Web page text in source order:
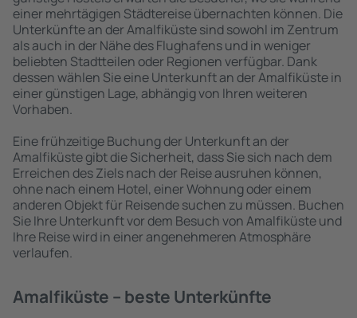
einer mehrtägigen Städtereise übernachten können. Die
Unterkünfte an der Amalfiküste sind sowohl im Zentrum
als auch in der Nähe des Flughafens und in weniger
beliebten Stadtteilen oder Regionen verfügbar. Dank
dessen wählen Sie eine Unterkunft an der Amalfiküste in
einer günstigen Lage, abhängig von Ihren weiteren
Vorhaben.
Eine frühzeitige Buchung der Unterkunft an der
Amalfiküste gibt die Sicherheit, dass Sie sich nach dem
Erreichen des Ziels nach der Reise ausruhen können,
ohne nach einem Hotel, einer Wohnung oder einem
anderen Objekt für Reisende suchen zu müssen. Buchen
Sie Ihre Unterkunft vor dem Besuch von Amalfiküste und
Ihre Reise wird in einer angenehmeren Atmosphäre
verlaufen.
Amalfiküste – beste Unterkünfte